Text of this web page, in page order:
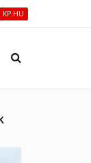
KP.HU